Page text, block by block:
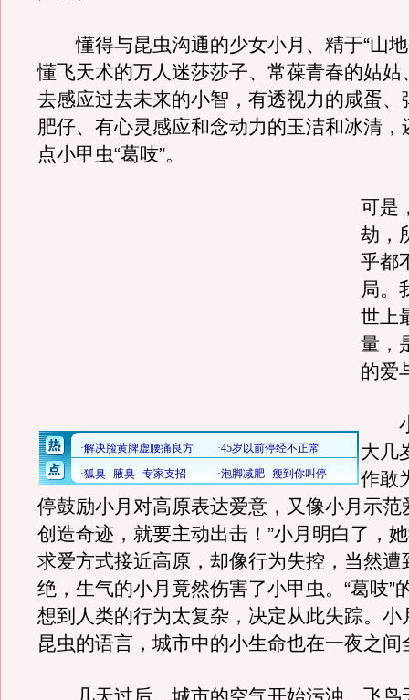
懂得与昆虫沟通的少女小月、精于“山地
懂飞天术的万人迷莎莎子、常葆青春的姑姑
去感应过去未来的小智，有透视力的咸蛋、
肥仔、有心灵感应和念动力的玉洁和冰清，
点小甲虫“葛吱”。
可是
劫，
乎都
局。
世上
量，
的爱
小
大几
作敢
停鼓励小月对高原表达爱意，又像小月示范
创造奇迹，就要主动出击！”小月明白了，
求爱方式接近高原，却像行为失控，当然遭
绝，生气的小月竟然伤害了小甲虫。“葛吱”
想到人类的行为太复杂，决定从此失踪。小
昆虫的语言，城市中的小生命也在一夜之间